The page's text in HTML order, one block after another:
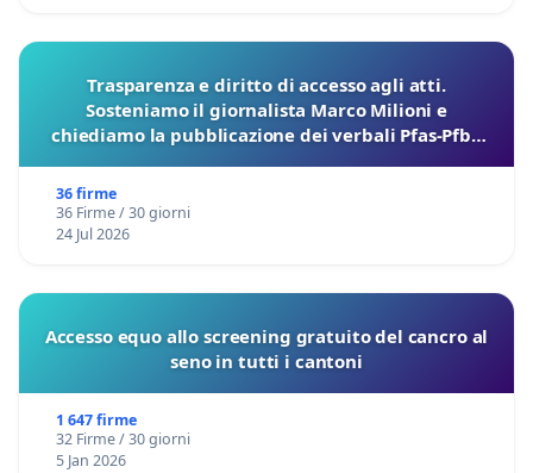
Trasparenza e diritto di accesso agli atti.
Sosteniamo il giornalista Marco Milioni e
chiediamo la pubblicazione dei verbali Pfas-Pfba
36 firme
36 Firme / 30 giorni
24 Jul 2026
Accesso equo allo screening gratuito del cancro al
seno in tutti i cantoni
1 647 firme
32 Firme / 30 giorni
5 Jan 2026